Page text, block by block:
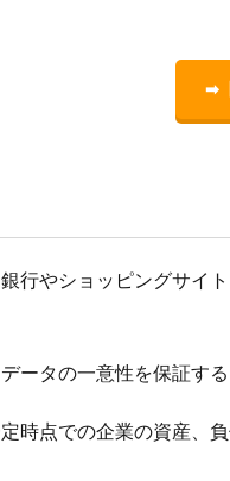
➡
行やショッピングサイ
ータの一意性を保証す
時点での企業の資産、